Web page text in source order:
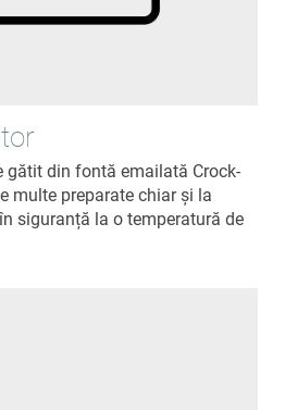
gătit din fontă emailată Crock-
multe preparate chiar și la
siguranță la o temperatură de